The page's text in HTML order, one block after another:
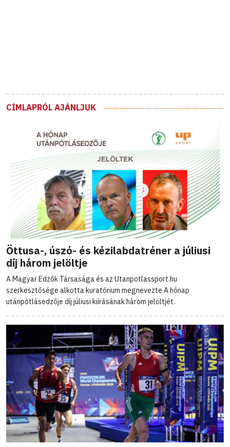
CÍMLAPRÓL AJÁNLJUK
Öttusa-, úszó- és kézilabdatréner a júliusi
díj három jelöltje
A Magyar Edzők Társasága és az Utanpotlassport.hu
szerkesztősége alkotta kuratórium megnevezte A hónap
utánpótlásedzője díj júliusi kiírásának három jelöltjét.